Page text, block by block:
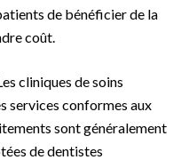
de bénéficier de la
coût.
cliniques de soins
services conformes aux
sont généralement
de dentistes